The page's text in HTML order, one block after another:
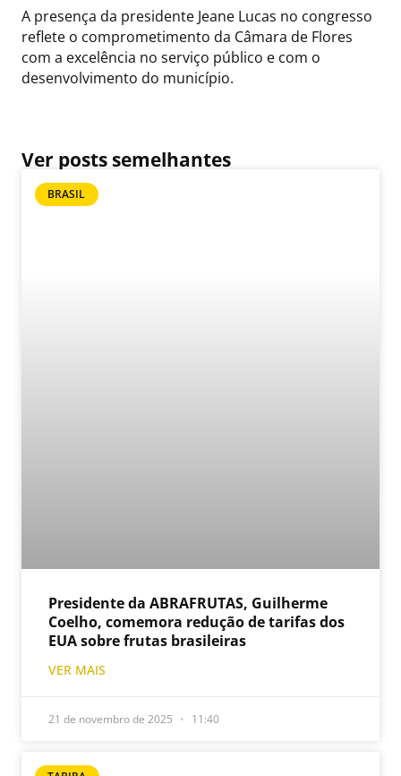
A presença da presidente Jeane Lucas no congresso
reflete o comprometimento da Câmara de Flores
com a excelência no serviço público e com o
desenvolvimento do município.
Ver posts semelhantes
BRASIL
Presidente da ABRAFRUTAS, Guilherme
Coelho, comemora redução de tarifas dos
EUA sobre frutas brasileiras
VER MAIS
21 de novembro de 2025 11:40